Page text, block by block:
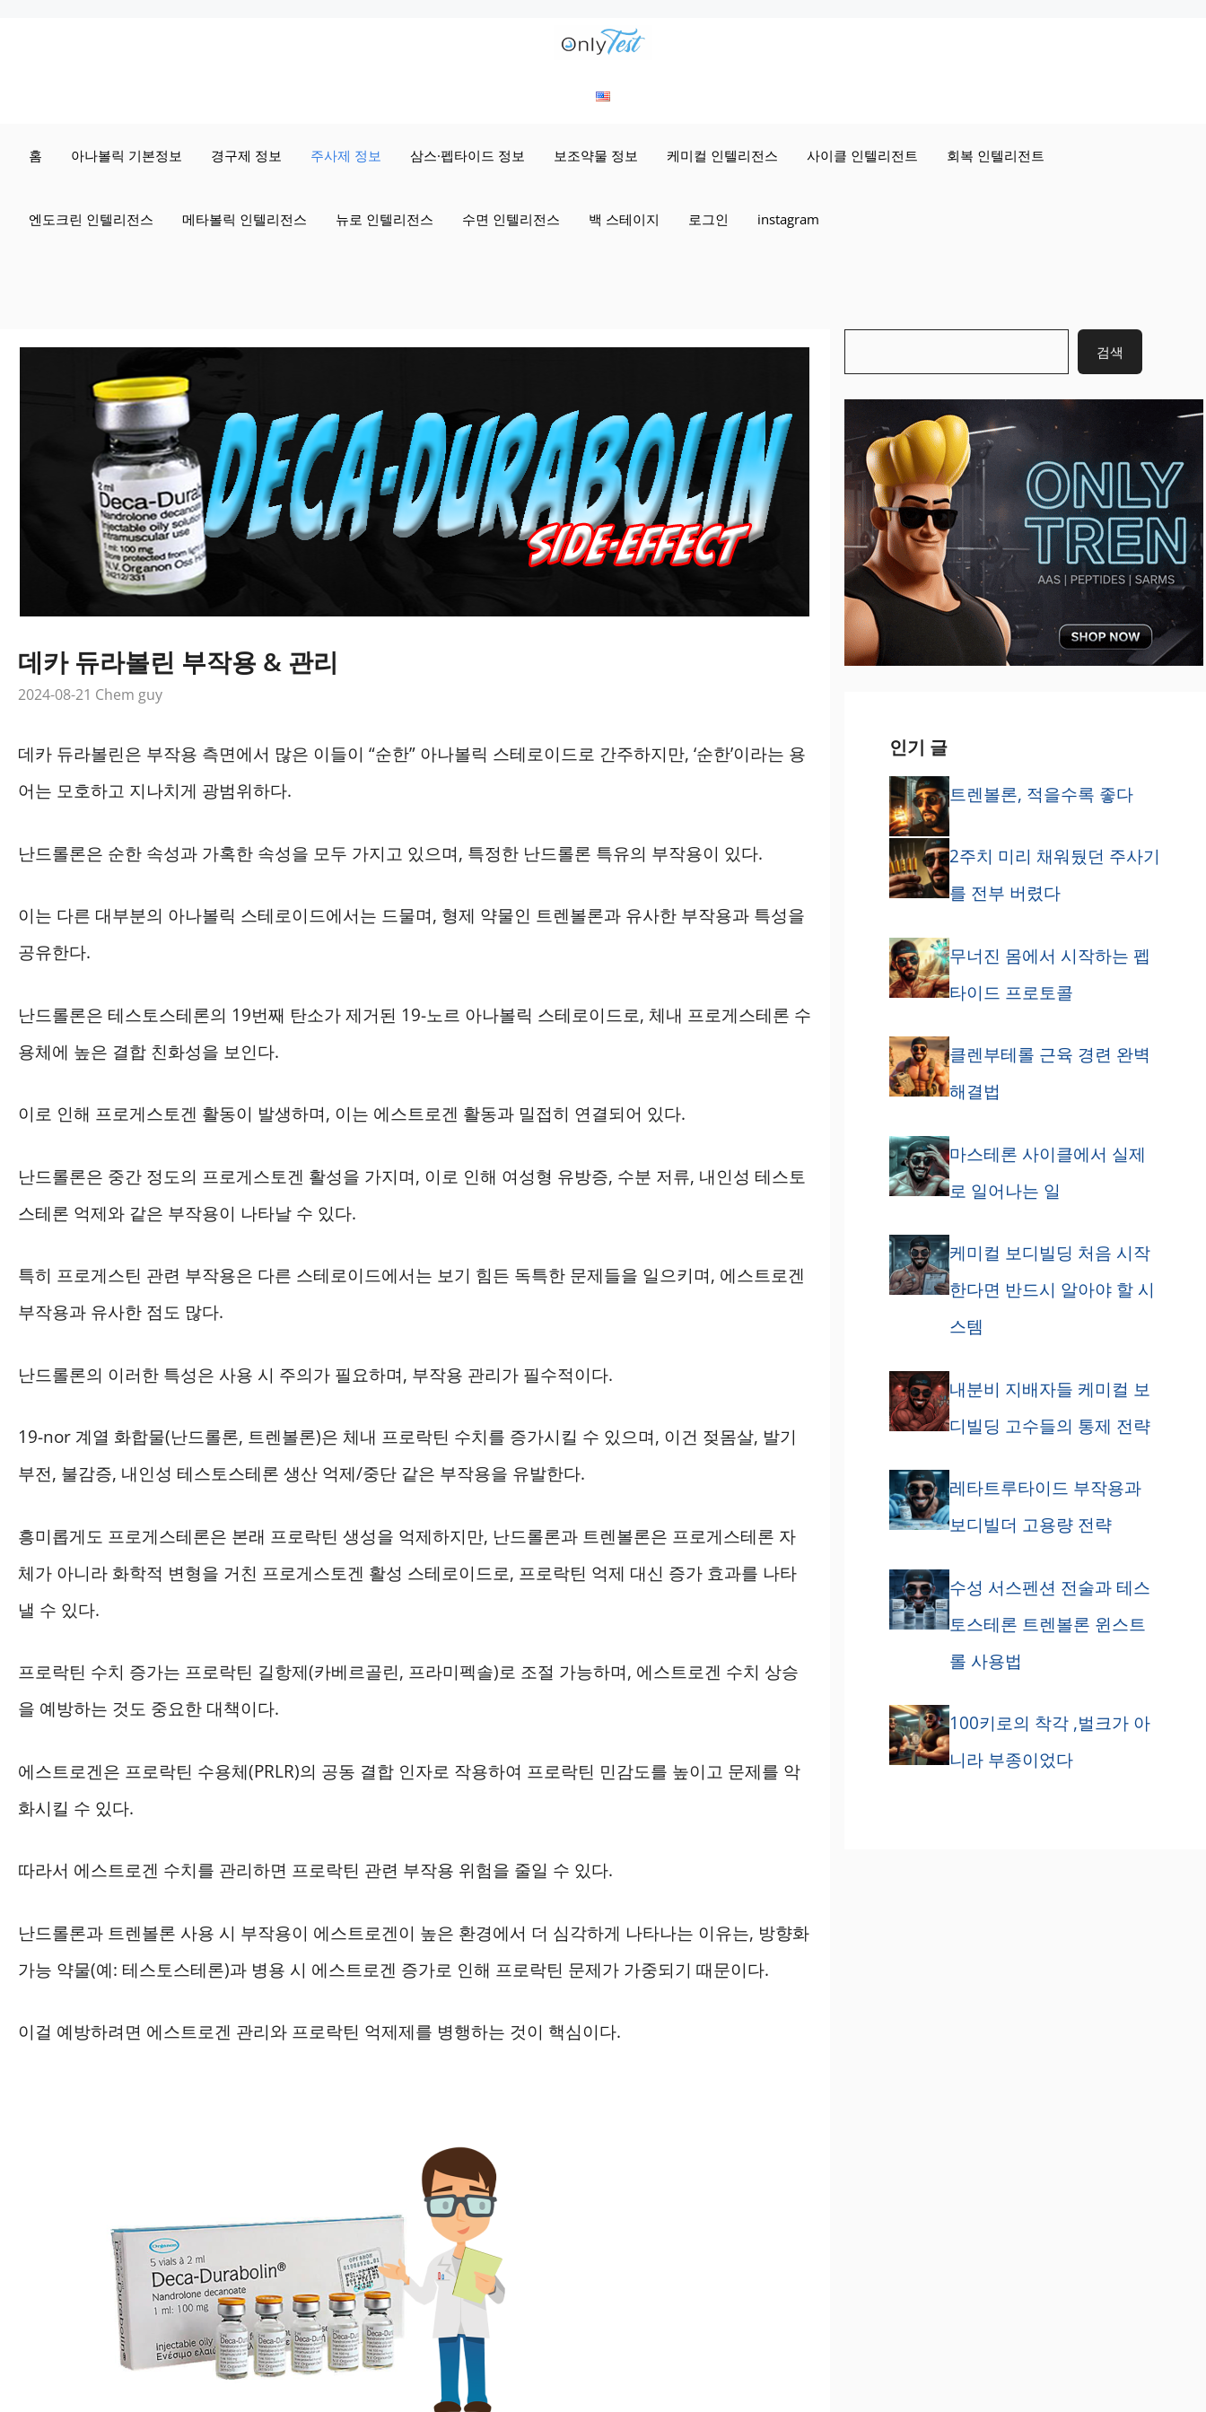
홈 아나볼릭 기본정보 경구제 정보 주사제 정보 삼스·펩타이드 정보 보조약물 정보 케미컬 인텔리전스 사이클 인텔리전트 회복 인텔리전트
엔도크린 인텔리전스 메타볼릭 인텔리전스 뉴로 인텔리전스 수면 인텔리전스 백 스테이지 로그인 instagram
데카 듀라볼린 부작용 & 관리
2024-08-21 Chem guy
데카 듀라볼린은 부작용 측면에서 많은 이들이 “순한” 아나볼릭 스테로이드로 간주하지만, ‘순한’이라는 용
어는 모호하고 지나치게 광범위하다.
난드롤론은 순한 속성과 가혹한 속성을 모두 가지고 있으며, 특정한 난드롤론 특유의 부작용이 있다.
이는 다른 대부분의 아나볼릭 스테로이드에서는 드물며, 형제 약물인 트렌볼론과 유사한 부작용과 특성을
공유한다.
난드롤론은 테스토스테론의 19번째 탄소가 제거된 19-노르 아나볼릭 스테로이드로, 체내 프로게스테론 수
용체에 높은 결합 친화성을 보인다.
이로 인해 프로게스토겐 활동이 발생하며, 이는 에스트로겐 활동과 밀접히 연결되어 있다.
난드롤론은 중간 정도의 프로게스토겐 활성을 가지며, 이로 인해 여성형 유방증, 수분 저류, 내인성 테스토
스테론 억제와 같은 부작용이 나타날 수 있다.
특히 프로게스틴 관련 부작용은 다른 스테로이드에서는 보기 힘든 독특한 문제들을 일으키며, 에스트로겐
부작용과 유사한 점도 많다.
난드롤론의 이러한 특성은 사용 시 주의가 필요하며, 부작용 관리가 필수적이다.
19-nor 계열 화합물(난드롤론, 트렌볼론)은 체내 프로락틴 수치를 증가시킬 수 있으며, 이건 젖몸살, 발기
부전, 불감증, 내인성 테스토스테론 생산 억제/중단 같은 부작용을 유발한다.
흥미롭게도 프로게스테론은 본래 프로락틴 생성을 억제하지만, 난드롤론과 트렌볼론은 프로게스테론 자
체가 아니라 화학적 변형을 거친 프로게스토겐 활성 스테로이드로, 프로락틴 억제 대신 증가 효과를 나타
낼 수 있다.
프로락틴 수치 증가는 프로락틴 길항제(카베르골린, 프라미펙솔)로 조절 가능하며, 에스트로겐 수치 상승
을 예방하는 것도 중요한 대책이다.
에스트로겐은 프로락틴 수용체(PRLR)의 공동 결합 인자로 작용하여 프로락틴 민감도를 높이고 문제를 악
화시킬 수 있다.
따라서 에스트로겐 수치를 관리하면 프로락틴 관련 부작용 위험을 줄일 수 있다.
난드롤론과 트렌볼론 사용 시 부작용이 에스트로겐이 높은 환경에서 더 심각하게 나타나는 이유는, 방향화
가능 약물(예: 테스토스테론)과 병용 시 에스트로겐 증가로 인해 프로락틴 문제가 가중되기 때문이다.
이걸 예방하려면 에스트로겐 관리와 프로락틴 억제제를 병행하는 것이 핵심이다.
검색
인기 글
트렌볼론, 적을수록 좋다
2주치 미리 채워뒀던 주사기
를 전부 버렸다
무너진 몸에서 시작하는 펩
타이드 프로토콜
클렌부테롤 근육 경련 완벽
해결법
마스테론 사이클에서 실제
로 일어나는 일
케미컬 보디빌딩 처음 시작
한다면 반드시 알아야 할 시
스템
내분비 지배자들 케미컬 보
디빌딩 고수들의 통제 전략
레타트루타이드 부작용과
보디빌더 고용량 전략
수성 서스펜션 전술과 테스
토스테론 트렌볼론 윈스트
롤 사용법
100키로의 착각 ,벌크가 아
니라 부종이었다